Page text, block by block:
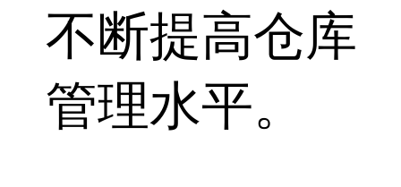
不断提高仓库
管理水平。